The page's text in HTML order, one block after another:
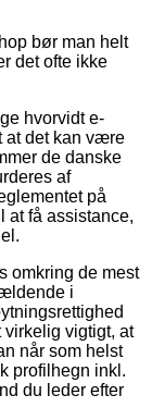
bør man helt
det ofte ikke
hvorvidt e-
at det kan være
de danske
af
på
at få assistance,
omkring de mest
i
virkelig vigtigt, at
når som helst
profilhegn inkl.
du leder efter